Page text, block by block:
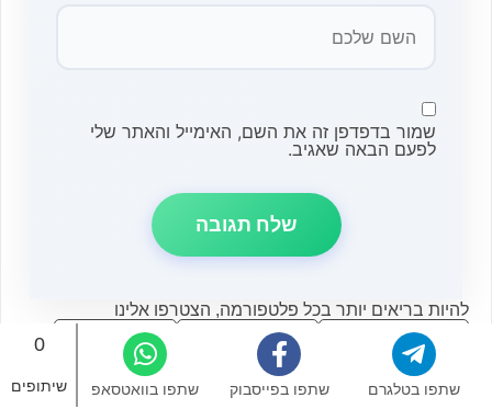
0
שיתופים שתפו בוואטסאפ שתפו בפייסבוק שתפו בטלגרם
שמור בדפדפן זה את השם, האימייל והאתר שלי
לפעם הבאה שאגיב.
להיות בריאים יותר בכל פלטפורמה, הצטרפו אלינו
באינסטגרם אפליקציות בטלגרם